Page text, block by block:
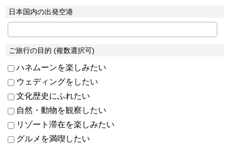
日本国内の出発空港
ご旅行の目的 (複数選択可)
ハネムーンを楽しみたい
ウェディングをしたい
文化歴史にふれたい
自然・動物を観察したい
リゾート滞在を楽しみたい
グルメを満喫したい